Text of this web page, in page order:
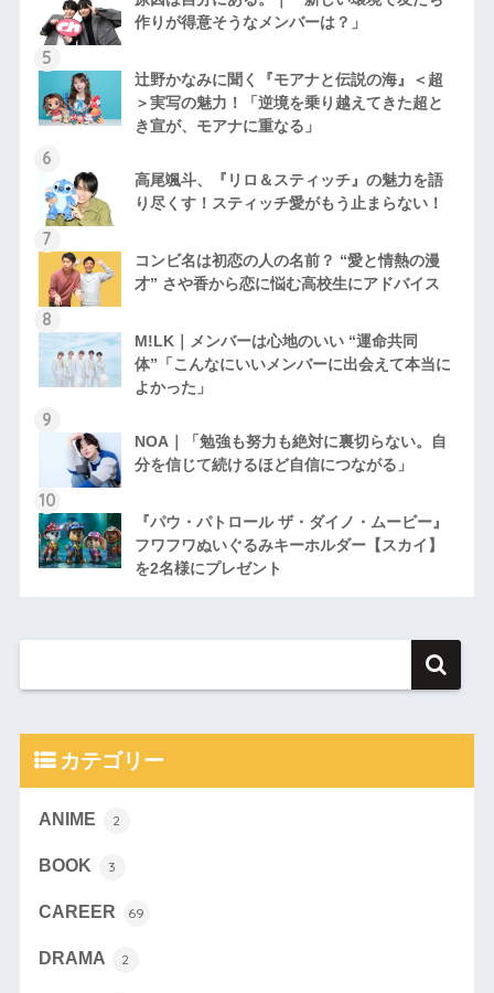
作りが得意そうなメンバーは？」
辻野かなみに聞く『モアナと伝説の海』＜超
＞実写の魅力！「逆境を乗り越えてきた超と
き宣が、モアナに重なる」
高尾颯斗、『リロ＆スティッチ』の魅力を語
り尽くす！スティッチ愛がもう止まらない！
コンビ名は初恋の人の名前？ “愛と情熱の漫
才” さや香から恋に悩む高校生にアドバイス
M!LK｜メンバーは心地のいい “運命共同
体”「こんなにいいメンバーに出会えて本当に
よかった」
NOA｜「勉強も努力も絶対に裏切らない。自
分を信じて続けるほど自信につながる」
『パウ・パトロール ザ・ダイノ・ムービー』
フワフワぬいぐるみキーホルダー【スカイ】
を2名様にプレゼント
カテゴリー
ANIME 2
BOOK 3
CAREER 69
DRAMA 2